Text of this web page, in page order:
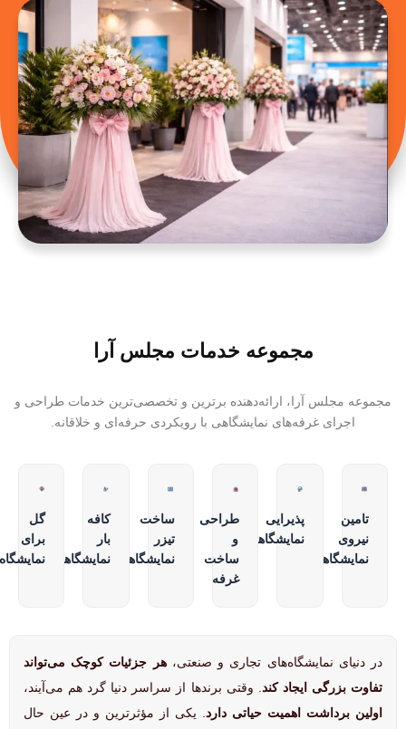
مجموعه خدمات مجلس آرا
مجموعه مجلس آرا، ارائه‌دهنده برترین و تخصصی‌ترین خدمات طراحی و
اجرای غرفه‌های نمایشگاهی با رویکردی حرفه‌ای و خلاقانه.
تامین
نیروی
نمایشگاهی
پذیرایی
نمایشگاهی
طراحی
و
ساخت
غرفه
ساخت
تیزر
نمایشگاهی
کافه
بار
نمایشگاهی
گل
برای
نمایشگاه
در دنیای نمایشگاه‌های تجاری و صنعتی،هر جزئیات کوچک می‌تواند
تفاوت بزرگی ایجاد کند . وقتی برندها از سراسر دنیا گرد هم می‌آیند،
اولین برداشت اهمیت حیاتی دارد . یکی از مؤثرترین و در عین حال